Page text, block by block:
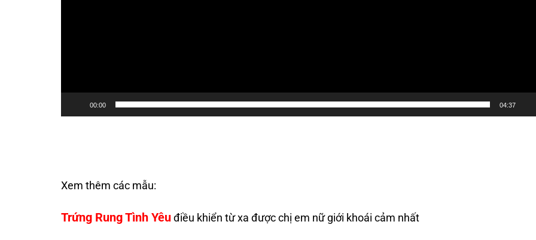
00:00 04:37
Xem thêm các mẫu:
Trứng Rung Tình Yêuđiều khiển từ xa được chị em nữ giới khoái cảm nhất